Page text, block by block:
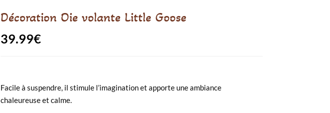
Décoration Oie volante Little Goose
39.99€
Facile à suspendre, il stimule l’imagination et apporte une ambiance
chaleureuse et calme.